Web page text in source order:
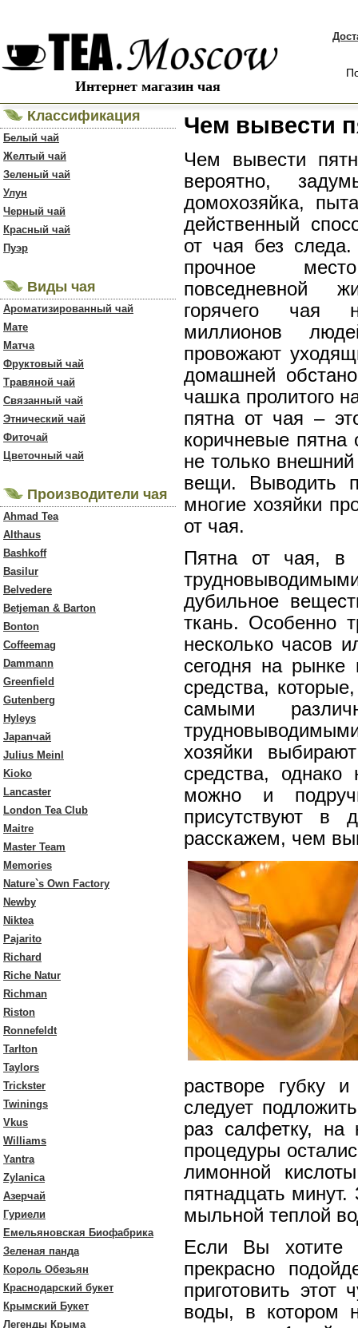
Интернет магазин чая
Классификация
Белый чай
Желтый чай
Зеленый чай
Улун
Черный чай
Красный чай
Пуэр
Виды чая
Ароматизированный чай
Мате
Матча
Фруктовый чай
Травяной чай
Связанный чай
Этнический чай
Фиточай
Цветочный чай
Производители чая
Ahmad Tea
Althaus
Bashkoff
Basilur
Belvedere
Betjeman & Barton
Bonton
Coffeemag
Dammann
Greenfield
Gutenberg
Hyleys
Japanчай
Julius Meinl
Kioko
Lancaster
London Tea Club
Maitre
Master Team
Memories
Nature`s Own Factory
Newby
Niktea
Pajarito
Richard
Riche Natur
Richman
Riston
Ronnefeldt
Tarlton
Taylors
Trickster
Twinings
Vkus
Williams
Yantra
Zylanica
Азерчай
Гуриели
Емельяновская Биофабрика
Зеленая панда
Король Обезьян
Краснодарский букет
Крымский Букет
Легенды Крыма
Чем вывести
Чем вывести
вероятно,
домохозяйка,
действенный
от чая без
прочное
повседневной
горячего чая
миллионов
провожают
домашней
чашка пролитого
пятна от чая –
коричневые пятна
не только
вещи. Выводить
многие хозяйки
от чая.
Пятна от чая, в
дубильное
ткань. Особенно
несколько часов
сегодня на рынке
средства,
самыми
хозяйки
средства,
можно и
присутствуют в
расскажем, чем
растворе губку
следует
раз салфетку, на
процедуры
лимонной
пятнадцать
мыльной теплой
Если Вы хотите
прекрасно
приготовить этот
воды, в котором